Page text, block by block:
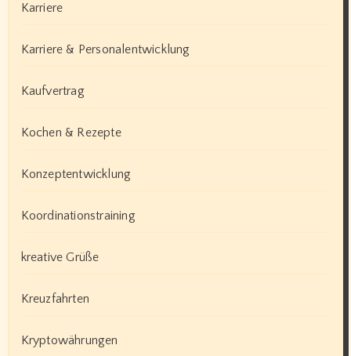
Karriere
Karriere & Personalentwicklung
Kaufvertrag
Kochen & Rezepte
Konzeptentwicklung
Koordinationstraining
kreative Grüße
Kreuzfahrten
Kryptowährungen